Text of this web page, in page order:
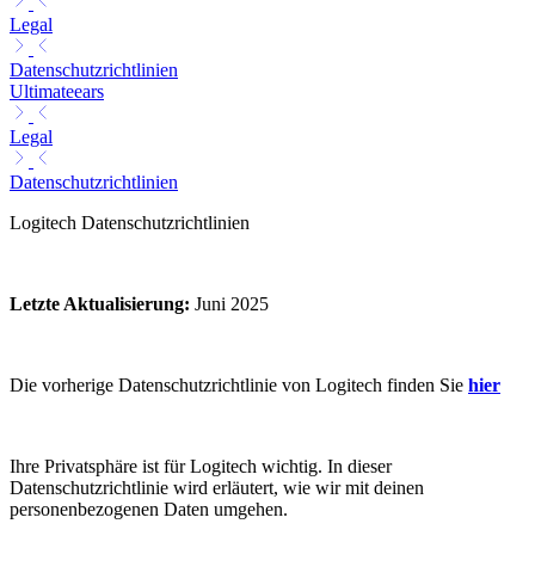
Legal
Datenschutzrichtlinien
Ultimateears
Legal
Datenschutzrichtlinien
Logitech Datenschutzrichtlinien
Letzte Aktualisierung: Juni 2025
Die vorherige Datenschutzrichtlinie von Logitech finden Sie hier
Ihre Privatsphäre ist für Logitech wichtig. In dieser
Datenschutzrichtlinie wird erläutert, wie wir mit deinen
personenbezogenen Daten umgehen.